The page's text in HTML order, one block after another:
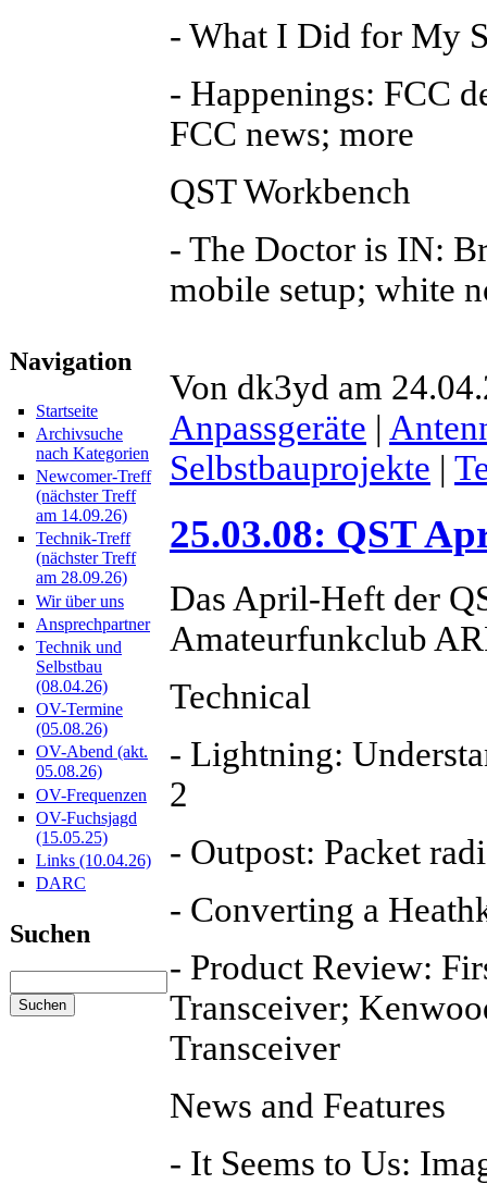
Navigation
Startseite
Archivsuche
nach Kategorien
Newcomer-Treff
(nächster Treff
am 14.09.26)
Technik-Treff
(nächster Treff
am 28.09.26)
Wir über uns
Ansprechpartner
Technik und
Selbstbau
(08.04.26)
OV-Termine
(05.08.26)
OV-Abend (akt.
05.08.26)
OV-Frequenzen
OV-Fuchsjagd
(15.05.25)
Links (10.04.26)
DARC
Suchen
- What I Did for My
- Happenings: FCC
FCC news; more
QST Workbench
- The Doctor is IN:
mobile setup; white
Von dk3yd am
Anpassgeräte |
Selbstbauprojekte |
25.03.08: QST
Das April-Heft der
Amateurfunkclub
Technical
- Lightning:
2
- Outpost: Packet
- Converting a
- Product Review:
Transceiver;
Transceiver
News and Features
- It Seems to Us: